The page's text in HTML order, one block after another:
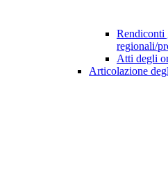
Rendiconti
regionali/
Atti degli
Articolazione